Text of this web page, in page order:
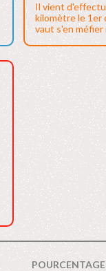
Il vient
kilomètre le 1er
vaut s'en méfier